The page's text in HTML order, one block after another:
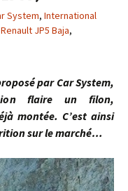
System, International
Renault JP5 Baja,
par Car System,
flaire un filon,
montée. C’est ainsi
sur le marché…